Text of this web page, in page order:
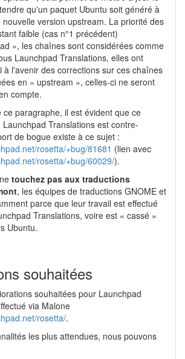
qu'un paquet Ubuntu soit généré à
version upstream. La priorité des
faible (cas n°1 précédent)
», les chaînes sont considérées comme
Launchpad Translations, elles ont
à l'avenir des corrections sur ces chaînes
en « upstream », celles-ci ne seront
compte.
ce paragraphe, il est évident que ce
Translations est contre-
de bogue existe à ce sujet :
rosetta/+bug/81681 (lien avec
rosetta/+bug/60029/).
touchez pas aux traductions
, les équipes de traductions GNOME et
parce que leur travail est effectué
Translations, voire est « cassé »
Ubuntu.
souhaitées
souhaitées pour Launchpad
via Malone
rosetta/.
les plus attendues, nous pouvons